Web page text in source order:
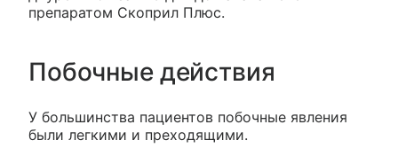
препаратом Скоприл Плюс.
Побочные действия
У большинства пациентов побочные явления
были легкими и преходящими.